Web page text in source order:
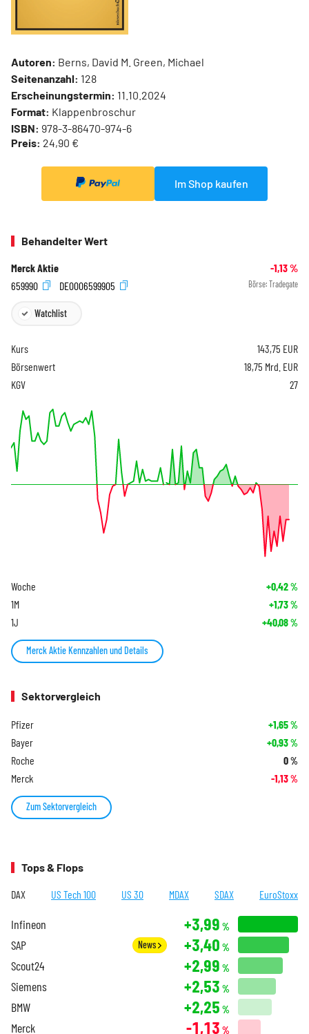
Autoren: Berns, David M. Green, Michael
Seitenanzahl: 128
Erscheinungstermin: 11.10.2024
Format: Klappenbroschur
ISBN: 978-3-86470-974-6
Preis: 24,90 €
Im Shop kaufen
Behandelter Wert
Merck Aktie -1,13%
659990
DE0006599905 Börse: Tradegate
Watchlist
Kurs 143,75 EUR
Börsenwert
18,75 Mrd. EUR
KGV
27
Woche +0,42%
1M +1,73%
1J +40,08%
Merck Aktie Kennzahlen und Details
Sektorvergleich
Pfizer +1,65%
Bayer +0,93%
Roche 0%
Merck -1,13%
Zum Sektorvergleich
Tops & Flops
DAX US Tech 100 US 30 MDAX SDAX EuroStoxx
Infineon +3,99 %
SAP News +3,40 %
Scout24 +2,99 %
Siemens +2,53 %
BMW +2,25 %
Merck -1,13 %